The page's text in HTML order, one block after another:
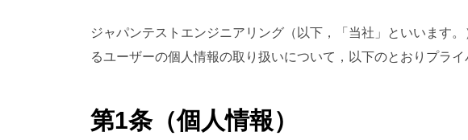
ジャパンテストエンジニアリング（以下，「当社」といいます
るユーザーの個人情報の取り扱いについて，以下のとおりプラ
第1条（個人情報）